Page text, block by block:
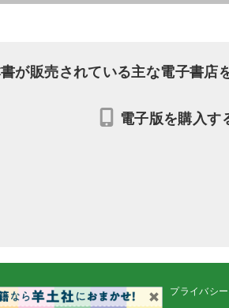
が販売されている主な電子書店
電子版を購入す
コンテンツ利用 転載申請 プライバシ